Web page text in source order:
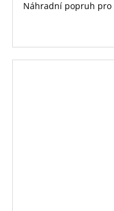
Náhradní popruh pro